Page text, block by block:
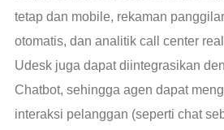
tetap dan mobile, rekaman
otomatis, dan analitik call center
Udesk juga dapat diintegrasikan
Chatbot, sehingga agen dapat
interaksi pelanggan (seperti chat